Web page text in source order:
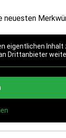
neuesten
eigentlichen
Drittanbieter